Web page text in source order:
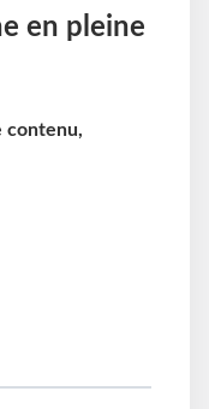
en pleine
contenu,